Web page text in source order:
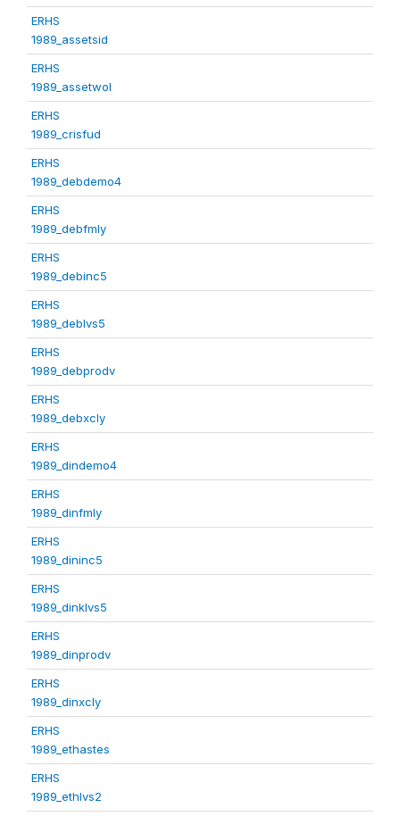
ERHS
1989_assetsid
ERHS
1989_assetwol
ERHS
1989_crisfud
ERHS
1989_debdemo4
ERHS
1989_debfmly
ERHS
1989_debinc5
ERHS
1989_deblvs5
ERHS
1989_debprodv
ERHS
1989_debxcly
ERHS
1989_dindemo4
ERHS
1989_dinfmly
ERHS
1989_dininc5
ERHS
1989_dinklvs5
ERHS
1989_dinprodv
ERHS
1989_dinxcly
ERHS
1989_ethastes
ERHS
1989_ethlvs2